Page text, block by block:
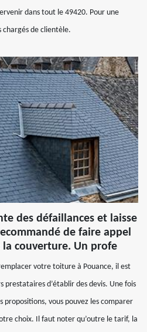
dans tout le 49420. Pour une
chargés de clientèle.
des défaillances et laisse
de faire appel
couverture. Un profe
votre toiture à Pouance, il est
prestataires d’établir des devis. Une fois
propositions, vous pouvez les comparer
choix. Il faut noter qu’outre le tarif, la